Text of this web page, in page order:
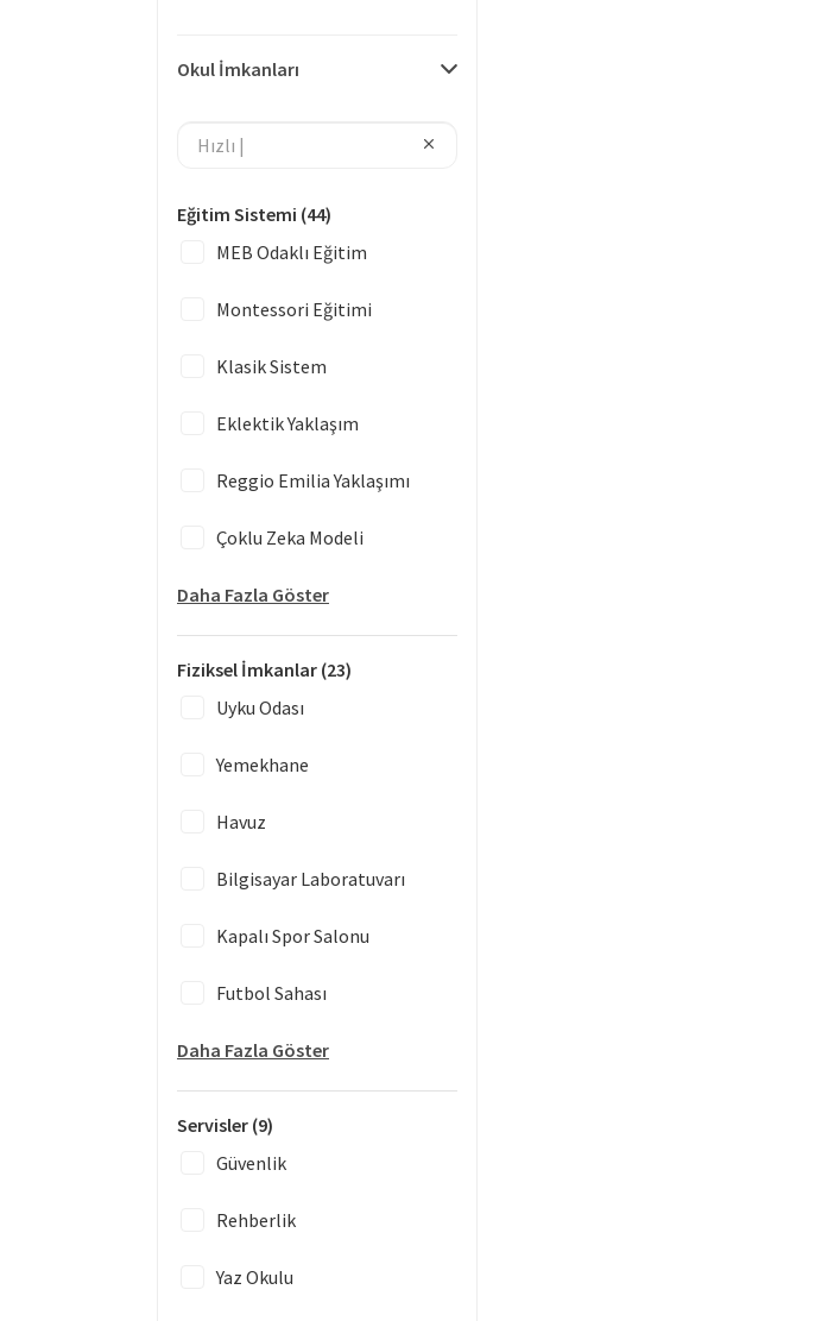
Okul İmkanları
Eğitim Sistemi (44)
MEB Odaklı Eğitim
Montessori Eğitimi
Klasik Sistem
Eklektik Yaklaşım
Reggio Emilia Yaklaşımı
Çoklu Zeka Modeli
Daha Fazla Göster
Fiziksel İmkanlar (23)
Uyku Odası
Yemekhane
Havuz
Bilgisayar Laboratuvarı
Kapalı Spor Salonu
Futbol Sahası
Daha Fazla Göster
Servisler (9)
Güvenlik
Rehberlik
Yaz Okulu